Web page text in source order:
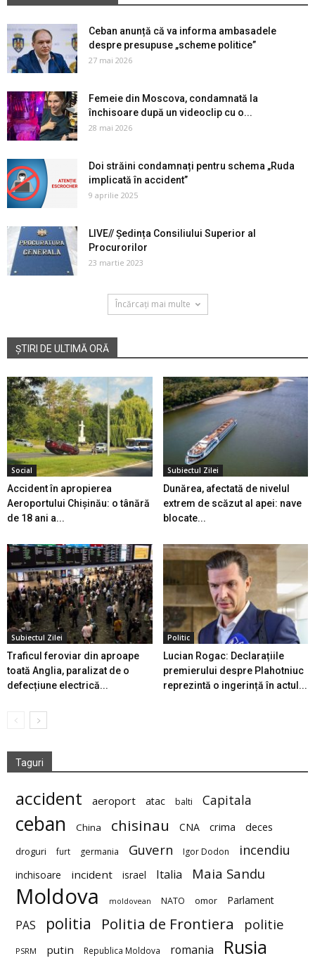
Ceban anunță că va informa ambasadele
despre presupuse „scheme politice”
27 mai 2026
Femeie din Moscova, condamnată la
închisoare după un videoclip cu o...
28 mai 2026
Doi străini condamnați pentru schema „Ruda
implicată în accident”
9 aprilie 2025
LIVE// Ședința Consiliului Superior al
Procurorilor
23 martie 2023
Încărcați mai multe
ȘTIRI DE ULTIMĂ ORĂ
Social
Accident în apropierea
Aeroportului Chișinău: o tânără
de 18 ani a...
Subiectul Zilei
Dunărea, afectată de nivelul
extrem de scăzut al apei: nave
blocate...
Subiectul Zilei
Traficul feroviar din aproape
toată Anglia, paralizat de o
defecțiune electrică...
Politic
Lucian Rogac: Declarațiile
premierului despre Plahotniuc
reprezintă o ingerință în actul...
Taguri
accident aeroport atac balti Capitala
ceban China chisinau CNA crima deces
droguri furt germania Guvern Igor Dodon incendiu
inchisoare incident israel Italia Maia Sandu
Moldova moldovean NATO omor Parlament
PAS politia Politia de Frontiera politie
PSRM putin Republica Moldova romania Rusia